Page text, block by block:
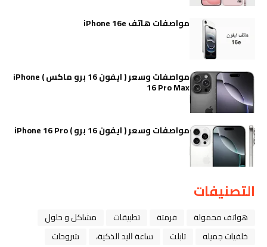
مواصفات هاتف iPhone 16e
مواصفات وسعر ( ايفون 16 برو ماكس ) iPhone
16 Pro Max
مواصفات وسعر ( ايفون 16 برو ) iPhone 16 Pro
التصنيفات
هواتف محمولة فرمتة تطبيقات
مشاكل و حلول
خلفيات جميله
تابلت ﺳﺎﻋﺔ ﺍﻟﻴﺪ ﺍﻟﺬﻛﻴﺔ،
شروحات